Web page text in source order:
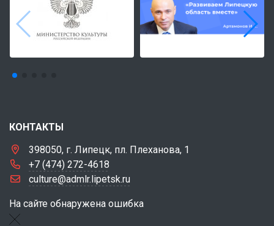
КОНТАКТЫ
398050, г. Липецк, пл. Плеханова, 1
+7 (474) 272-4618
culture@admlr.lipetsk.ru
На сайте обнаружена ошибка